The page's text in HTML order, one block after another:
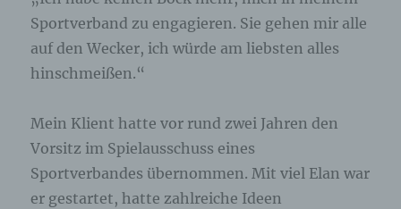
Sportverband zu engagieren. Sie gehen mir alle
auf den Wecker, ich würde am liebsten alles
hinschmeißen.“
Mein Klient hatte vor rund zwei Jahren den
Vorsitz im Spielausschuss eines
Sportverbandes übernommen. Mit viel Elan war
er gestartet, hatte zahlreiche Ideen